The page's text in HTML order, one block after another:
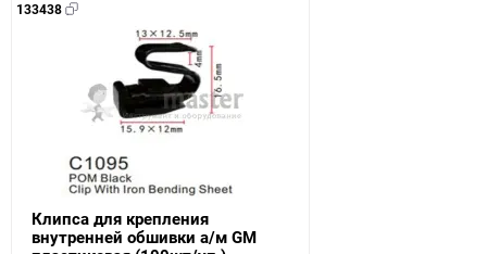
133438
Клипса для крепления
внутренней обшивки а/м GM